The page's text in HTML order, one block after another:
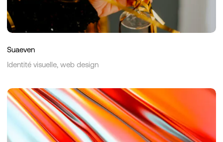
Suaeven
Identité visuelle, web design
Polaire
Isolation